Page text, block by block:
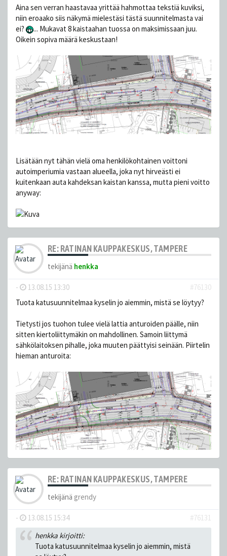
Aina sen verran haastavaa yrittää hahmottaa tekstiä kuviksi,
niin eroaako siis näkymä mielestäsi tästä suunnitelmasta vai
ei?
... Mukavat 8 kaistaahan tuossa on maksimissaan juu.
Oikein sopiva määrä keskustaan!
Lisätään nyt tähän vielä oma henkilökohtainen voittoni
autoimperiumia vastaan alueella, joka nyt hirveästi ei
kuitenkaan auta kahdeksan kaistan kanssa, mutta pieni voitto
anyway:
RE: RATINAN KAUPPAKESKUS, TAMPERE
tekijänä henkka
- 13.08.15 13:30
#76130
Tuota katusuunnitelmaa kyselin jo aiemmin, mistä se löytyy?
Tietysti jos tuohon tulee vielä lattia anturoiden päälle, niin
sitten kiertoliittymäkin on mahdollinen. Samoin liittymä
sähkölaitoksen pihalle, joka muuten päättyisi seinään. Piirtelin
hieman anturoita:
RE: RATINAN KAUPPAKESKUS, TAMPERE
tekijänä grendy
- 13.08.15 15:34
#76131
henkka kirjoitti:
Tuota katusuunnitelmaa kyselin jo aiemmin, mistä